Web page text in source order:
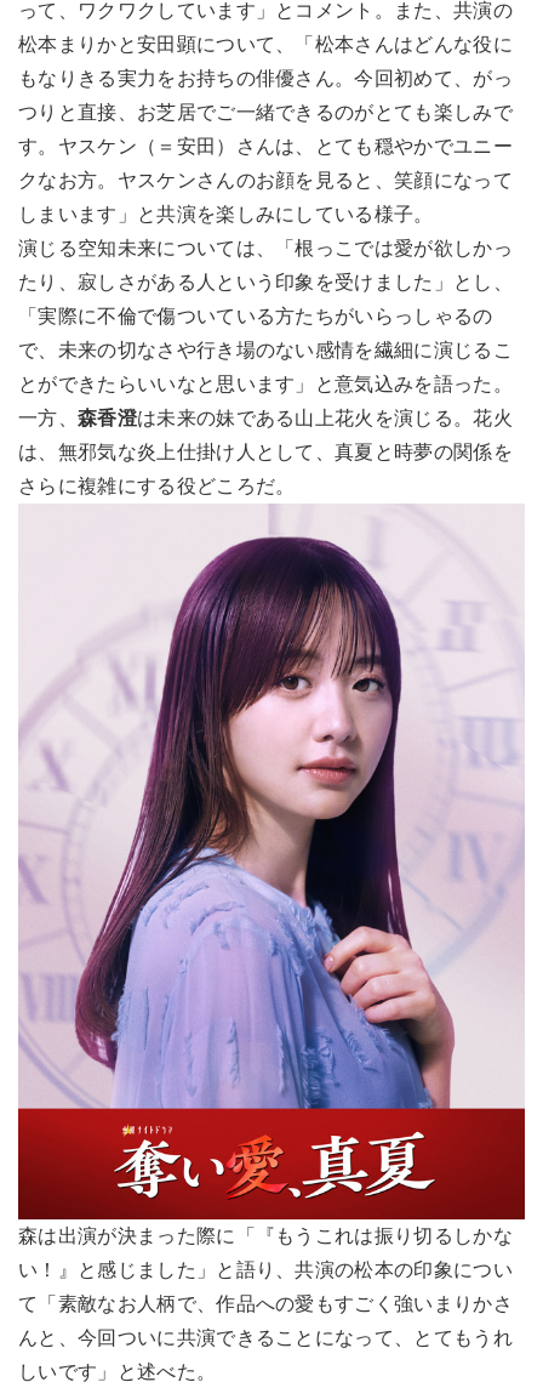
って、ワクワクしています」とコメント。また、共演の
松本まりかと安田顕について、「松本さんはどんな役に
もなりきる実力をお持ちの俳優さん。今回初めて、がっ
つりと直接、お芝居でご一緒できるのがとても楽しみで
す。ヤスケン（＝安田）さんは、とても穏やかでユニー
クなお方。ヤスケンさんのお顔を見ると、笑顔になって
しまいます」と共演を楽しみにしている様子。
演じる空知未来については、「根っこでは愛が欲しかっ
たり、寂しさがある人という印象を受けました」とし、
「実際に不倫で傷ついている方たちがいらっしゃるの
で、未来の切なさや行き場のない感情を繊細に演じるこ
とができたらいいなと思います」と意気込みを語った。
一方、 森香澄は未来の妹である山上花火を演じる。花火
は、無邪気な炎上仕掛け人として、真夏と時夢の関係を
さらに複雑にする役どころだ。
森は出演が決まった際に「『もうこれは振り切るしかな
い！』と感じました」と語り、共演の松本の印象につい
て「素敵なお人柄で、作品への愛もすごく強いまりかさ
んと、今回ついに共演できることになって、とてもうれ
しいです」と述べた。